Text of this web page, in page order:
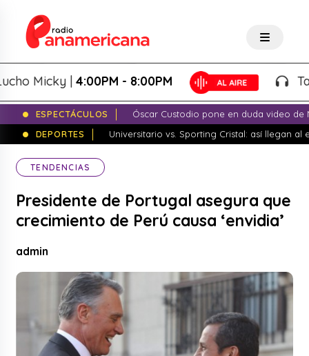
Micky |4:00PM - 8:00PM
ESPECTÁCULOS
Óscar Custodio pone en duda video de
DEPORTES
Universitario vs. Sporting Cristal: así llegan al
TENDENCIAS
Presidente de Portugal asegura que
crecimiento de Perú causa ‘envidia’
admin